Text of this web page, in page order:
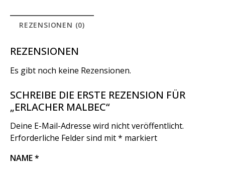
REZENSIONEN (0)
REZENSIONEN
Es gibt noch keine Rezensionen.
SCHREIBE DIE ERSTE REZENSION FÜR
„ERLACHER MALBEC“
Deine E-Mail-Adresse wird nicht veröffentlicht.
Erforderliche Felder sind mit* markiert
NAME*